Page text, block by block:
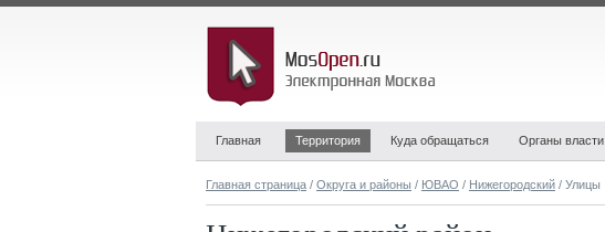
Главная Территория Куда обращаться Органы власти
Главная страница / Округа и районы / ЮВАО / Нижегородский / Улицы